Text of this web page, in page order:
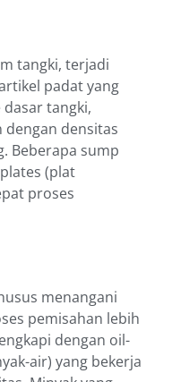
tangki, terjadi
padat yang
tangki,
dengan densitas
Beberapa sump
(plat
proses
menangani
pemisahan lebih
dengan oil-
air) yang bekerja